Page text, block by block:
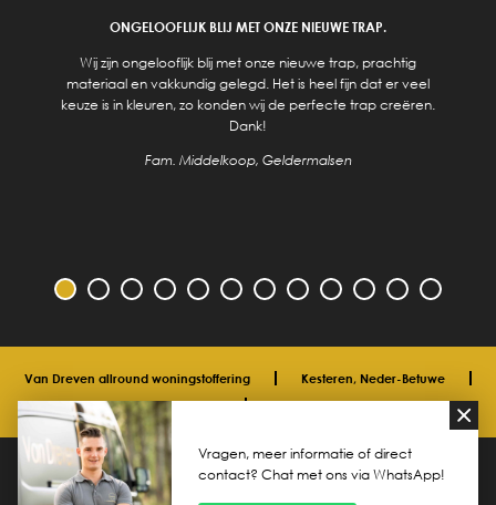
ONGELOOFLIJK BLIJ MET ONZE NIEUWE TRAP.
Wij zijn ongelooflijk blij met onze nieuwe trap, prachtig
materiaal en vakkundig gelegd. Het is heel fijn dat er veel
keuze is in kleuren, zo konden wij de perfecte trap creëren.
Dank!
Fam. Middelkoop, Geldermalsen
Van Dreven allround woningstoffering
Kesteren, Neder-Betuwe
06 33 40 00 91
info@vdreven.com
© 2026 Van Dreven allround woningstoffering
Privacyverklaring
Design en realisatie:
Vragen, meer informatie of direct
contact? Chat met ons via WhatsApp!